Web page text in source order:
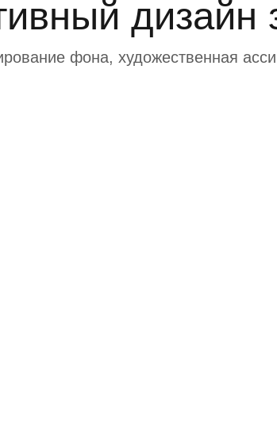
дизайн
фона, художественная